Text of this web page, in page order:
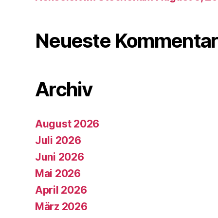
Neueste
Archiv
August 2026
Juli 2026
Juni 2026
Mai 2026
April 2026
März 2026